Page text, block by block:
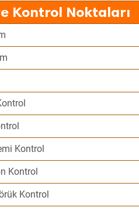
Kontrol Noktaları
Kontrol
Kontrol
Kontrol